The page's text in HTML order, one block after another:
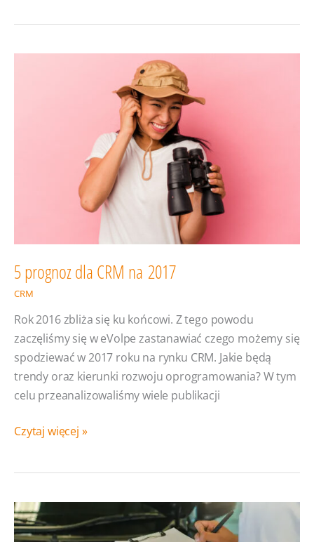
5 prognoz dla CRM na 2017
CRM
Rok 2016 zbliża się ku końcowi. Z tego powodu
zaczęliśmy się w eVolpe zastanawiać czego możemy się
spodziewać w 2017 roku na rynku CRM. Jakie będą
trendy oraz kierunki rozwoju oprogramowania? W tym
celu przeanalizowaliśmy wiele publikacji
5
na 2017
Czytaj więcej »